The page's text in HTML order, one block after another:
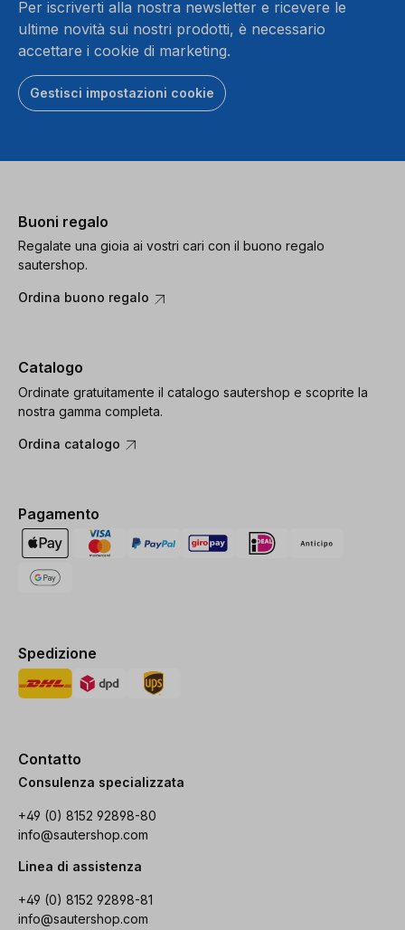
Per iscriverti alla nostra newsletter e ricevere le
ultime novità sui nostri prodotti, è necessario
accettare i cookie di marketing.
Gestisci impostazioni cookie
Buoni regalo
Regalate una gioia ai vostri cari con il buono regalo
sautershop.
Ordina buono regalo
Catalogo
Ordinate gratuitamente il catalogo sautershop e scoprite la
nostra gamma completa.
Ordina catalogo
Pagamento
Spedizione
Contatto
Consulenza specializzata
+49 (0) 8152 92898-80
info@sautershop.com
Linea di assistenza
+49 (0) 8152 92898-81
info@sautershop.com